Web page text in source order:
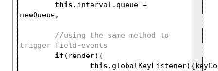
this .interval.queue =
newQueue;
//using the same method to
trigger field-events
if (render){
this